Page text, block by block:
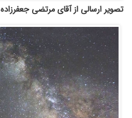
تصویر ارسالی از آقای مرتضی جعفرزاده